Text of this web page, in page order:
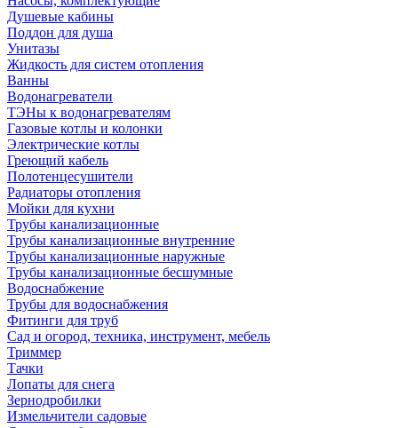
Душевые кабины
Поддон для душа
Унитазы
Жидкость для систем отопления
Ванны
Водонагреватели
ТЭНы к водонагревателям
Газовые котлы и колонки
Электрические котлы
Греющий кабель
Полотенцесушители
Радиаторы отопления
Мойки для кухни
Трубы канализационные
Трубы канализационные внутренние
Трубы канализационные наружные
Трубы канализационные бесшумные
Водоснабжение
Трубы для водоснабжения
Фитинги для труб
Сад и огород, техника, инструмент, мебель
Триммер
Тачки
Лопаты для снега
Зернодробилки
Измельчители садовые